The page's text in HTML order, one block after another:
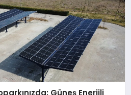
Güneş Enerjili